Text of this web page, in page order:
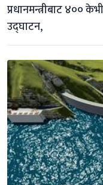
प्रधानमन्त्रीबाट ४००
उद्घाटन,